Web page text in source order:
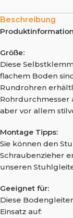
Beschreibung
Größe:
Diese
flachem Boden
Rundrohren
Rohrdurchmesser
aber vor allem
Montage Tipps:
Sie können den
Schraubenzieher
unseren
Geeignet für:
Diese
Einsatz auf: